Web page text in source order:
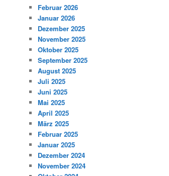
Februar 2026
Januar 2026
Dezember 2025
November 2025
Oktober 2025
September 2025
August 2025
Juli 2025
Juni 2025
Mai 2025
April 2025
März 2025
Februar 2025
Januar 2025
Dezember 2024
November 2024